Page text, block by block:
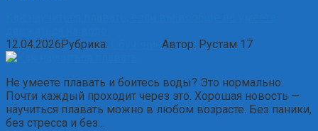
12.04.2026Рубрика: Автор: Рустам 17
Не умеете плавать и боитесь воды? Это нормально.
Почти каждый проходит через это. Хорошая новость —
научиться плавать можно в любом возрасте. Без паники,
без стресса и без…